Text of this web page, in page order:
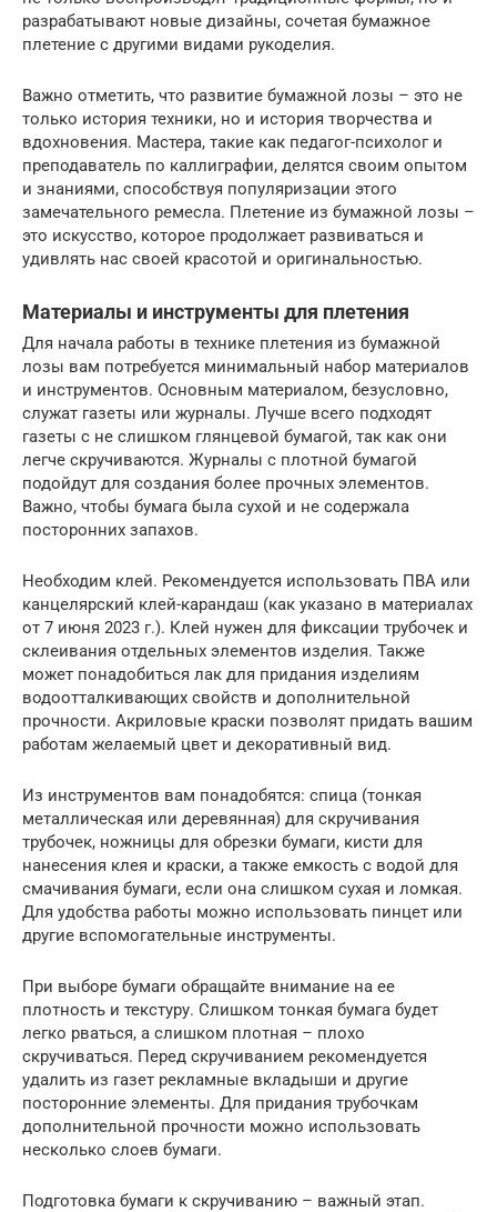
разрабатывают новые дизайны, сочетая бумажное
плетение с другими видами рукоделия.
Важно отметить, что развитие бумажной лозы – это не
только история техники, но и история творчества и
вдохновения. Мастера, такие как педагог-психолог и
преподаватель по каллиграфии, делятся своим опытом
и знаниями, способствуя популяризации этого
замечательного ремесла. Плетение из бумажной лозы –
это искусство, которое продолжает развиваться и
удивлять нас своей красотой и оригинальностью.
Материалы и инструменты для плетения
Для начала работы в технике плетения из бумажной
лозы вам потребуется минимальный набор материалов
и инструментов. Основным материалом, безусловно,
служат газеты или журналы. Лучше всего подходят
газеты с не слишком глянцевой бумагой, так как они
легче скручиваются. Журналы с плотной бумагой
подойдут для создания более прочных элементов.
Важно, чтобы бумага была сухой и не содержала
посторонних запахов.
Необходим клей. Рекомендуется использовать ПВА или
канцелярский клей-карандаш (как указано в материалах
от 7 июня 2023 г.). Клей нужен для фиксации трубочек и
склеивания отдельных элементов изделия. Также
может понадобиться лак для придания изделиям
водоотталкивающих свойств и дополнительной
прочности. Акриловые краски позволят придать вашим
работам желаемый цвет и декоративный вид.
Из инструментов вам понадобятся: спица (тонкая
металлическая или деревянная) для скручивания
трубочек, ножницы для обрезки бумаги, кисти для
нанесения клея и краски, а также емкость с водой для
смачивания бумаги, если она слишком сухая и ломкая.
Для удобства работы можно использовать пинцет или
другие вспомогательные инструменты.
При выборе бумаги обращайте внимание на ее
плотность и текстуру. Слишком тонкая бумага будет
легко рваться, а слишком плотная – плохо
скручиваться. Перед скручиванием рекомендуется
удалить из газет рекламные вкладыши и другие
посторонние элементы. Для придания трубочкам
дополнительной прочности можно использовать
несколько слоев бумаги.
Подготовка бумаги к скручиванию – важный этап.